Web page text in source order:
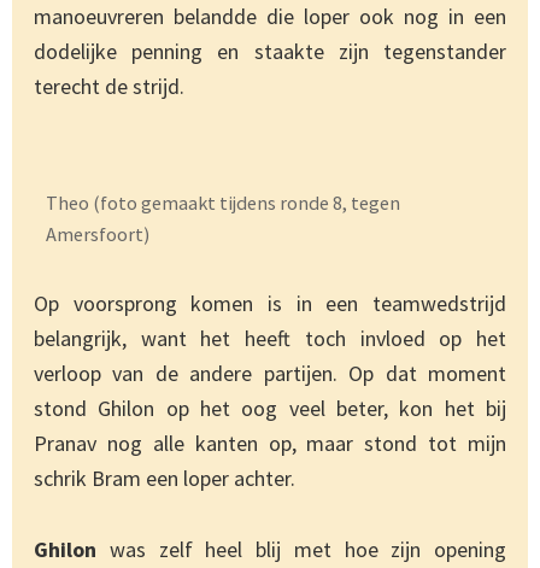
manoeuvreren belandde die loper ook nog in een
dodelijke penning en staakte zijn tegenstander
terecht de strijd.
Theo (foto gemaakt tijdens ronde 8, tegen
Amersfoort)
Op voorsprong komen is in een teamwedstrijd
belangrijk, want het heeft toch invloed op het
verloop van de andere partijen. Op dat moment
stond Ghilon op het oog veel beter, kon het bij
Pranav nog alle kanten op, maar stond tot mijn
schrik Bram een loper achter.
Ghilon was zelf heel blij met hoe zijn opening